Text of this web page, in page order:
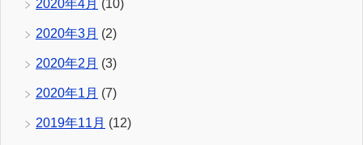
2020年4月 (10)
2020年3月 (2)
2020年2月 (3)
2020年1月 (7)
2019年11月 (12)